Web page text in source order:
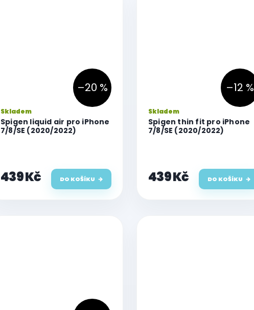
–20 %
Spigen liquid air pro iPhone
7/8/SE (2020/2022)
Skladem
439 Kč DO KOŠÍKU
–12 %
Spigen thin fit pro iPhone
7/8/SE (2020/2022)
Skladem
439 Kč DO KOŠÍKU